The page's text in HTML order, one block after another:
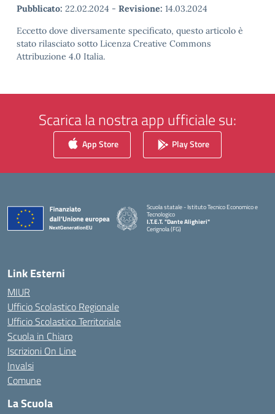
Pubblicato: 22.02.2024 - Revisione: 14.03.2024
Eccetto dove diversamente specificato, questo articolo è
stato rilasciato sotto Licenza Creative Commons
Attribuzione 4.0 Italia.
Scarica la nostra app ufficiale su:
App Store Play Store
Scuola statale - Istituto Tecnico Economico e
Tecnologico
I.T.E.T. "Dante Alighieri"
Cerignola (FG)
— Visita la pagina iniziale della scuola
Link Esterni
MIUR
Ufficio Scolastico Regionale
Ufficio Scolastico Territoriale
Scuola in Chiaro
Iscrizioni On Line
Invalsi
Comune
La Scuola